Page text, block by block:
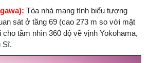
Tòa nhà mang tính biểu tượng
sát ở tầng 69 (cao 273 m so với mặt
tầm nhìn 360 độ về vịnh Yokohama,
Sĩ.